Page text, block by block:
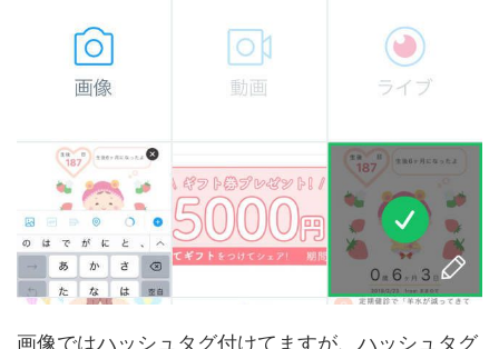
画像ではハッシュタグ付けてますが、ハッシュタグ